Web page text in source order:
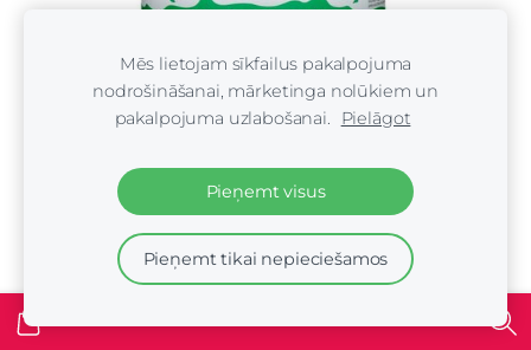
Atjaunojoša maska jebkura tipa apmatojumam
€117.00
Mēs lietojam sīkfailus pakalpojuma
nodrošināšanai, mārketinga nolūkiem un
pakalpojuma uzlabošanai.
Pielāgot
Pieņemt visus
Pieņemt tikai nepieciešamos